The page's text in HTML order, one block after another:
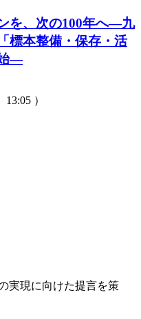
を、次の100年へ―九
標本整備・保存・活
―
13:05 ）
実現に向けた提言を策